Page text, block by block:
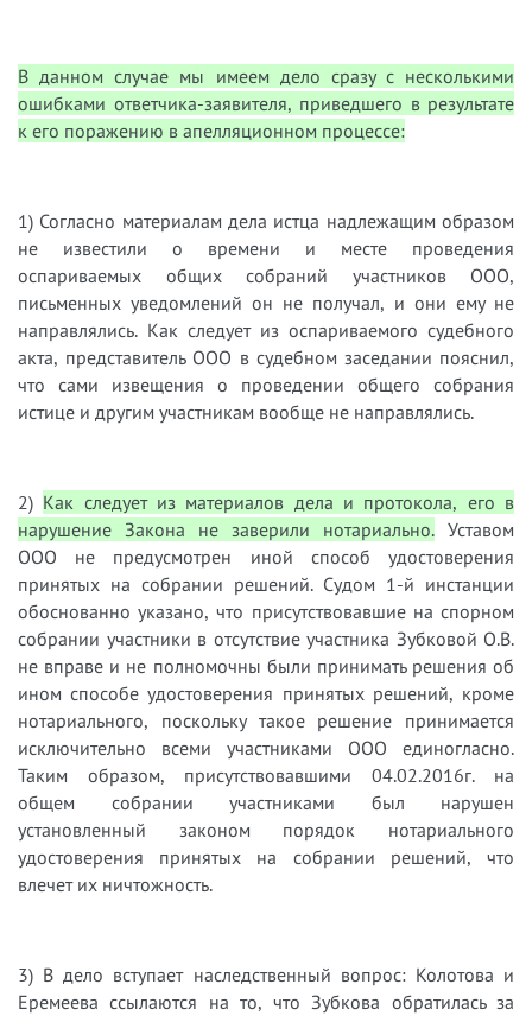
В данном случае мы имеем дело сразу с несколькими
ошибками ответчика-заявителя, приведшего в результате
к его поражению в апелляционном процессе:
1) Согласно материалам дела истца надлежащим образом
не известили о времени и месте проведения
оспариваемых общих собраний участников ООО,
письменных уведомлений он не получал, и они ему не
направлялись. Как следует из оспариваемого судебного
акта, представитель ООО в судебном заседании пояснил,
что сами извещения о проведении общего собрания
истице и другим участникам вообще не направлялись.
2) Как следует из материалов дела и протокола, его в
нарушение Закона не заверили нотариально. Уставом
ООО не предусмотрен иной способ удостоверения
принятых на собрании решений. Судом 1-й инстанции
обоснованно указано, что присутствовавшие на спорном
собрании участники в отсутствие участника Зубковой О.В.
не вправе и не полномочны были принимать решения об
ином способе удостоверения принятых решений, кроме
нотариального, поскольку такое решение принимается
исключительно всеми участниками ООО единогласно.
Таким образом, присутствовавшими 04.02.2016г. на
общем собрании участниками был нарушен
установленный законом порядок нотариального
удостоверения принятых на собрании решений, что
влечет их ничтожность.
3) В дело вступает наследственный вопрос: Колотова и
Еремеева ссылаются на то, что Зубкова обратилась за